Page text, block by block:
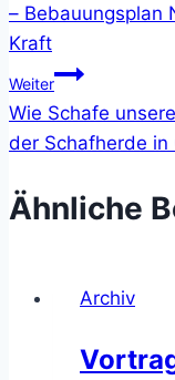
– Bebauungsplan
Kraft
Weiter
Wie Schafe
der Schafherde
Ähnliche
Archiv